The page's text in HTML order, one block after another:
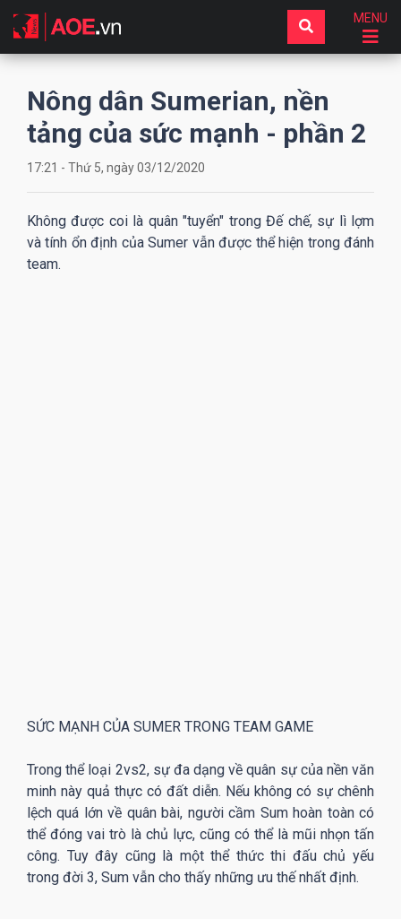
MENU
Nông dân Sumerian, nền
tảng của sức mạnh - phần 2
17:21 - Thứ 5, ngày 03/12/2020
Không được coi là quân "tuyển" trong Đế chế, sự lì lợm
và tính ổn định của Sumer vẫn được thể hiện trong đánh
team.
SỨC MẠNH CỦA SUMER TRONG TEAM GAME
Trong thể loại 2vs2, sự đa dạng về quân sự của nền văn
minh này quả thực có đất diễn. Nếu không có sự chênh
lệch quá lớn về quân bài, người cầm Sum hoàn toàn có
thể đóng vai trò là chủ lực, cũng có thể là mũi nhọn tấn
công. Tuy đây cũng là một thể thức thi đấu chủ yếu
trong đời 3, Sum vẫn cho thấy những ưu thế nhất định.